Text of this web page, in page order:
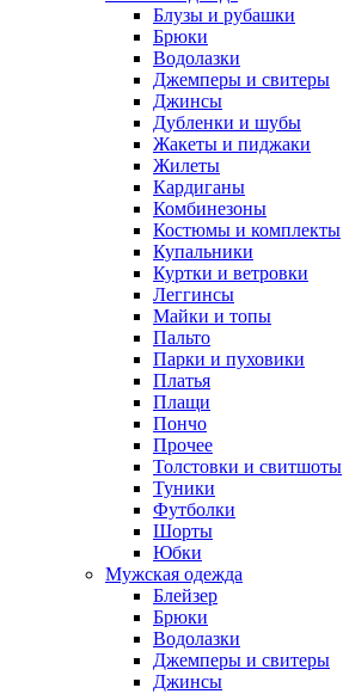
Блузы и рубашки
Брюки
Водолазки
Джемперы и свитеры
Джинсы
Дубленки и шубы
Жакеты и пиджаки
Жилеты
Кардиганы
Комбинезоны
Костюмы и комплекты
Купальники
Куртки и ветровки
Леггинсы
Майки и топы
Пальто
Парки и пуховики
Платья
Плащи
Пончо
Прочее
Толстовки и свитшоты
Туники
Футболки
Шорты
Юбки
Мужская одежда
Блейзер
Брюки
Водолазки
Джемперы и свитеры
Джинсы